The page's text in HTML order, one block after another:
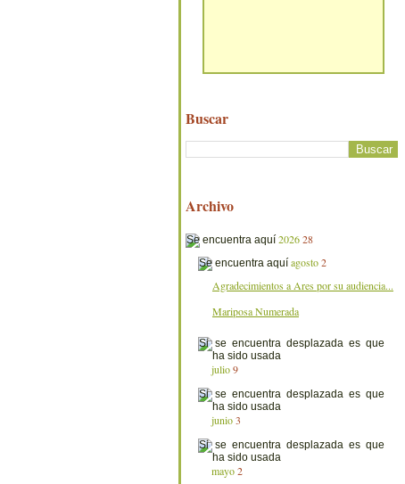
Buscar
Archivo
202628
agosto 2
Agradecimientos a Ares por su audiencia...
Mariposa Numerada
julio 9
junio 3
mayo 2